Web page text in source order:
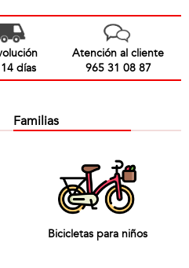
días
Atención al cliente
965 31 08 87
Familias
Bicicletas para niños